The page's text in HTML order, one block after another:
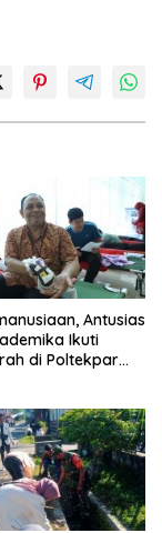
Antusias
Ikuti
di Poltekpar